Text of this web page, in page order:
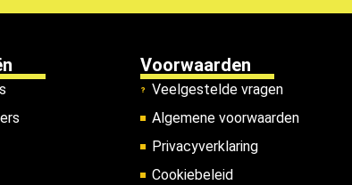
Voorwaarden
Veelgestelde vragen
Algemene voorwaarden
Privacyverklaring
Cookiebeleid